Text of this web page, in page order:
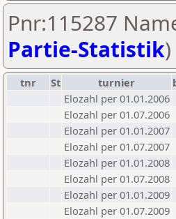
Pnr:115287
Partie-Statistik)
tnr St turnier
Elozahl per 01.01.2006
Elozahl per 01.07.2006
Elozahl per 01.01.2007
Elozahl per 01.07.2007
Elozahl per 01.01.2008
Elozahl per 01.07.2008
Elozahl per 01.01.2009
Elozahl per 01.07.2009